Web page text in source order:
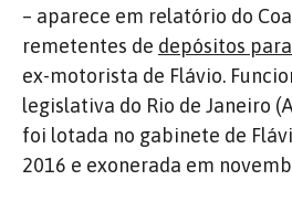
– aparece em relatório do
remetentes de depósitos
ex-motorista de Flávio.
legislativa do Rio de Janeiro
foi lotada no gabinete de
2016 e exonerada em